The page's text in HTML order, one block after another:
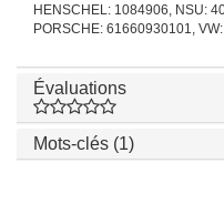
HENSCHEL: 1084906, NSU:
PORSCHE: 61660930101,
Évaluations
Mots-clés (1)